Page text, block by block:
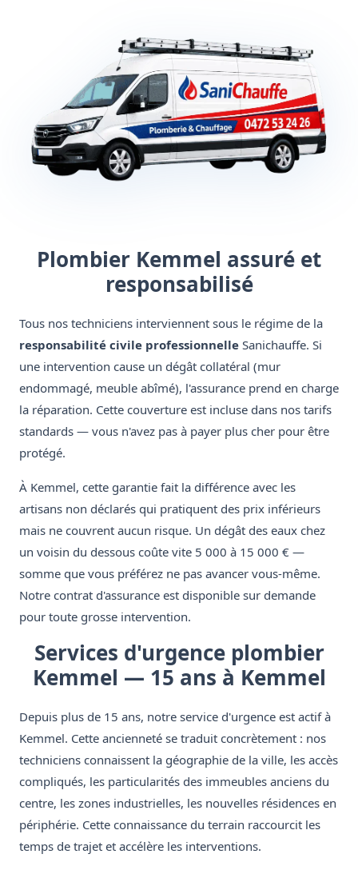
Plombier Kemmel assuré et
responsabilisé
Tous nos techniciens interviennent sous le régime de la
responsabilité civile professionnelle Sanichauffe. Si
une intervention cause un dégât collatéral (mur
endommagé, meuble abîmé), l'assurance prend en charge
la réparation. Cette couverture est incluse dans nos tarifs
standards — vous n'avez pas à payer plus cher pour être
protégé.
À Kemmel, cette garantie fait la différence avec les
artisans non déclarés qui pratiquent des prix inférieurs
mais ne couvrent aucun risque. Un dégât des eaux chez
un voisin du dessous coûte vite 5 000 à 15 000 € —
somme que vous préférez ne pas avancer vous-même.
Notre contrat d'assurance est disponible sur demande
pour toute grosse intervention.
Services d'urgence plombier
Kemmel — 15 ans à Kemmel
Depuis plus de 15 ans, notre service d'urgence est actif à
Kemmel. Cette ancienneté se traduit concrètement : nos
techniciens connaissent la géographie de la ville, les accès
compliqués, les particularités des immeubles anciens du
centre, les zones industrielles, les nouvelles résidences en
périphérie. Cette connaissance du terrain raccourcit les
temps de trajet et accélère les interventions.